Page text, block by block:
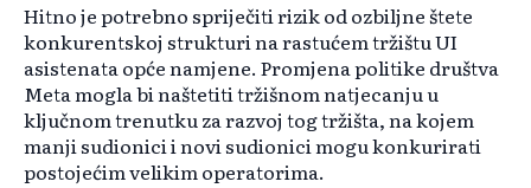
Hitno je potrebno spriječiti rizik od ozbiljne štete
konkurentskoj strukturi na rastućem tržištu UI
asistenata opće namjene. Promjena politike društva
Meta mogla bi naštetiti tržišnom natjecanju u
ključnom trenutku za razvoj tog tržišta, na kojem
manji sudionici i novi sudionici mogu konkurirati
postojećim velikim operatorima.